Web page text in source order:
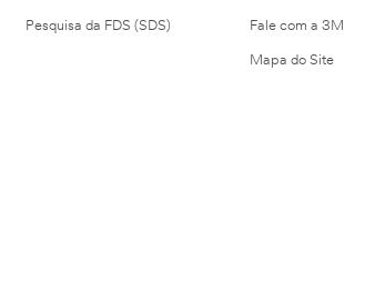
Pesquisa da FDS (SDS) Fale com a 3M
Mapa do Site